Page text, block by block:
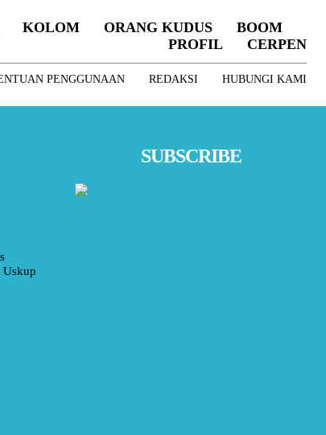
KOLOM ORANG KUDUS
BOOM
PROFIL
CERPEN
PENGGUNAAN REDAKSI HUBUNGI KAMI
Uskup
SUBSCRIBE